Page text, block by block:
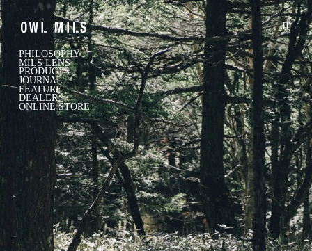
PHILOSOPHY
MILS LENS
PRODUCTS
JOURNAL
FEATURE
DEALER
ONLINE STORE
JP